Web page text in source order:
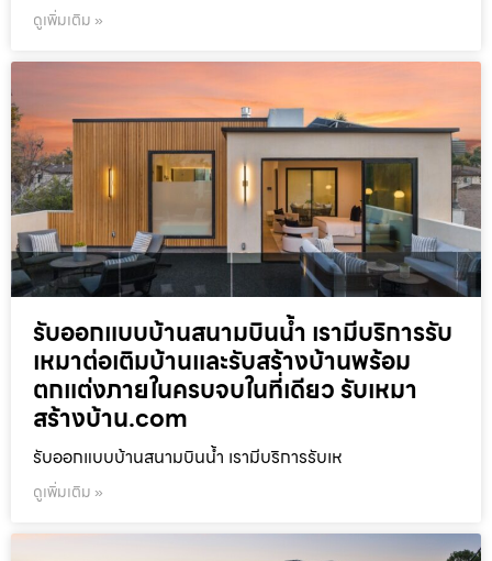
ดูเพิ่มเติม »
รับออกแบบบ้านสนามบินน้ำ เรามีบริการรับ
เหมาต่อเติมบ้านและรับสร้างบ้านพร้อม
ตกแต่งภายในครบจบในที่เดียว รับเหมา
สร้างบ้าน.com
รับออกแบบบ้านสนามบินน้ำ เรามีบริการรับเห
ดูเพิ่มเติม »